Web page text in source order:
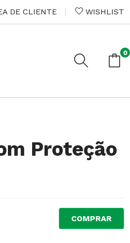
DE CLIENTE WISHLIST
0
Proteção
COMPRAR